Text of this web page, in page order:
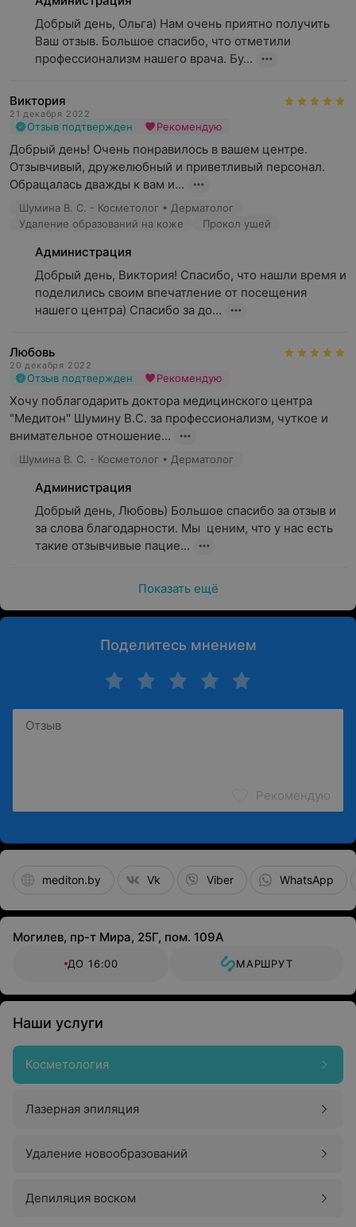
Добрый день, Ольга) Нам очень приятно получить
Ваш отзыв. Большое спасибо, что отметили
профессионализм нашего врача. Бу...
Виктория
21 декабря 2022
Отзыв подтвержден Рекомендую
Добрый день! Очень понравилось в вашем центре.
Отзывчивый, дружелюбный и приветливый персонал.
Обращалась дважды к вам и...
Шумина В. С. - Косметолог • Дерматолог
Удаление образований на коже
Прокол ушей
Администрация
Добрый день, Виктория! Спасибо, что нашли время и
поделились своим впечатление от посещения
нашего центра) Спасибо за до...
Любовь
20 декабря 2022
Отзыв подтвержден Рекомендую
Хочу поблагодарить доктора медицинского центра
"Медитон" Шумину В.С. за профессионализм, чуткое и
внимательное отношение...
Шумина В. С. - Косметолог • Дерматолог
Администрация
Добрый день, Любовь) Большое спасибо за отзыв и
за слова благодарности. Мы  ценим, что у нас есть
такие отзывчивые пацие...
Показать ещё
Поделитесь мнением
Рекомендую
mediton.by Vk Viber WhatsApp
Могилев, пр-т Мира, 25Г, пом. 109А
ДО 16:00 МАРШРУТ
Наши услуги
Косметология
Лазерная эпиляция
Удаление новообразований
Депиляция воском